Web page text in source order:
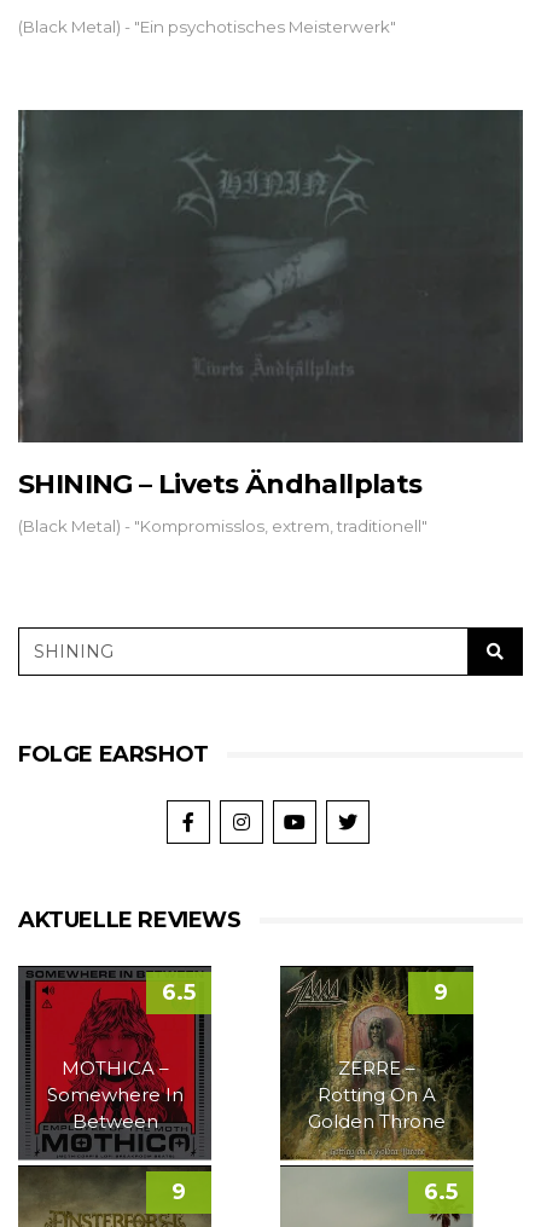
(Black Metal) - "Ein psychotisches Meisterwerk"
SHINING – Livets Ändhallplats
(Black Metal) - "Kompromisslos, extrem, traditionell"
FOLGE EARSHOT
AKTUELLE REVIEWS
MOTHICA –
Somewhere In
Between
6.5
ZERRE –
Rotting On A
Golden Throne
9
9 6.5